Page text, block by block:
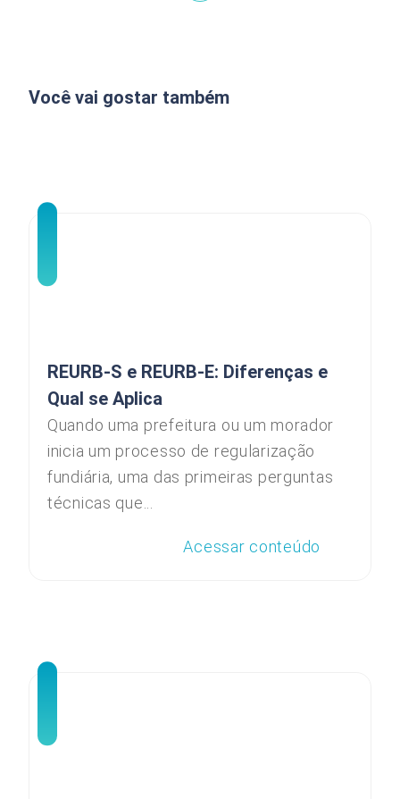
Você vai gostar também
REURB-S e REURB-E: Diferenças e
Qual se Aplica
Quando uma prefeitura ou um morador
inicia um processo de regularização
fundiária, uma das primeiras perguntas
técnicas que...
Acessar conteúdo